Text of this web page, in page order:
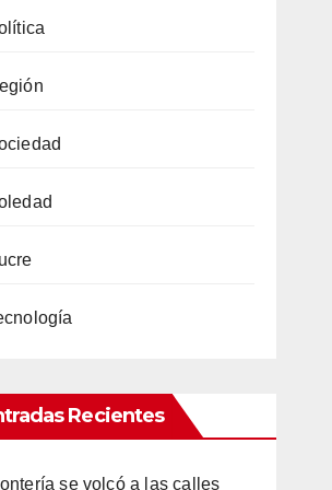
Recientes
se volcó a las calles